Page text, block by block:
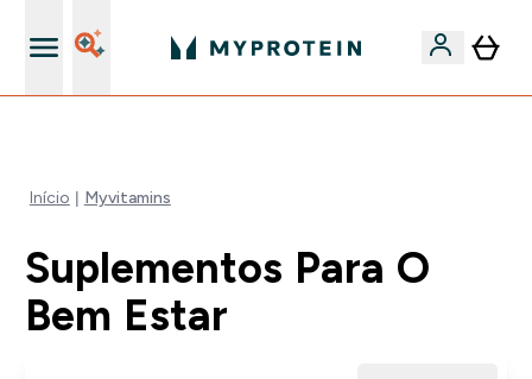
Início Myvitamins
Suplementos Para O
Bem Estar